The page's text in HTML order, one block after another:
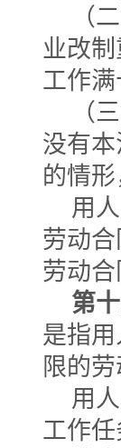
（
业改
工作
（
没有
的情形
用
劳动
劳动合
第
是指
限的劳
用
工作任